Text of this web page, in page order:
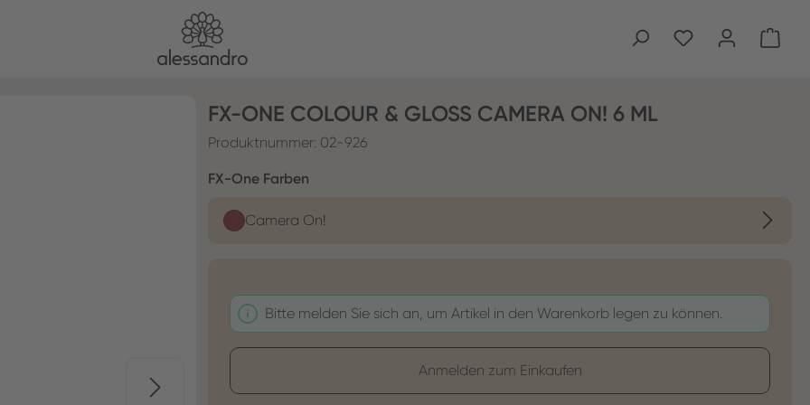
FX-ONE COLOUR & GLOSS CAMERA ON! 6 ML
Produktnummer: 02-926
FX-One Farben
Camera On!
Bitte melden Sie sich an, um Artikel in den Warenkorb legen zu können.
Anmelden zum Einkaufen